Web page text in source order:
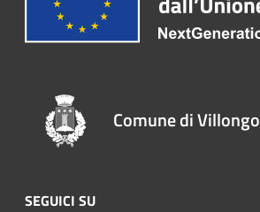
Comune di Villongo
SEGUICI SU